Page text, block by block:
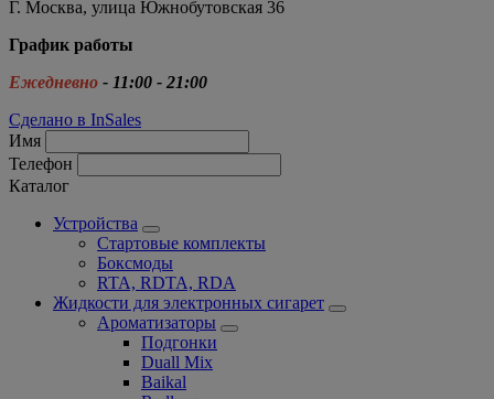
Г. Москва, улица Южнобутовская 36
График работы
Ежедневно - 11:00 - 21:00
Сделано в InSales
Имя
Телефон
Каталог
Устройства
Стартовые комплекты
Боксмоды
RTA, RDTA, RDA
Жидкости для электронных сигарет
Ароматизаторы
Подгонки
Duall Mix
Baikal